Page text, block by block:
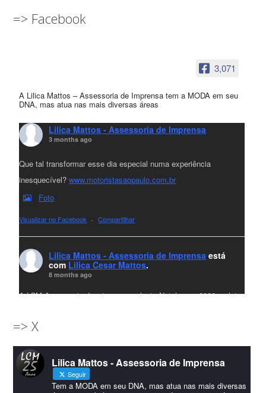
=> Facebook
3,071
A Lilica Mattos – Assessoria de Imprensa tem a MODA em seu
DNA, mas atua nas mais diversas áreas
Lilica Mattos - Assessoria de Imprensa
3 months ago
Que tal transformar esse dia especial numa experiência
inesquecível?www.motoristasaopaulo.com.br
Foto
Visualizar no Facebook · Compartilhar
Lilica Mattos - Assessoria de Imprensa está
com Lilica Cesar Mattos.
8 months ago
A LCM Assessoria deseja um excelente Natal e um 2026 repleto
amigos que sempre nos acompanham!🎄✨🥂❤️
#lcmassessoriassessoria#natal #merrychristmas #felizanonovo
#HappyNewYear
Foto
=> X
Lilica Mattos - Assessoria de Imprensa
Seguir
Tem a MODA em seu DNA, mas atua nas mais diversas